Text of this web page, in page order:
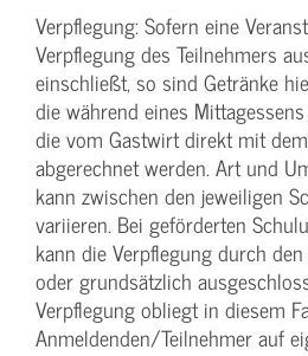
Verpflegung: Sofern eine
Verpflegung des Teilnehmers
einschließt, so sind Getränke
die während eines
die vom Gastwirt direkt mit
abgerechnet werden. Art und
kann zwischen den jeweiligen
variieren. Bei geförderten
kann die Verpflegung durch
oder grundsätzlich
Verpflegung obliegt in diesem
Anmeldenden/­Teilnehmer auf